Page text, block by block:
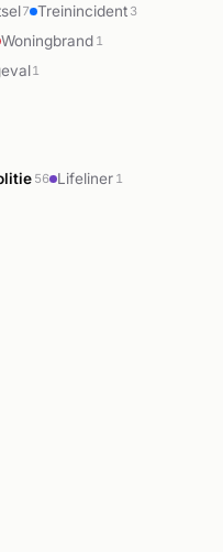
7 Treinincident 3
Woningbrand 1
1
56 Lifeliner 1